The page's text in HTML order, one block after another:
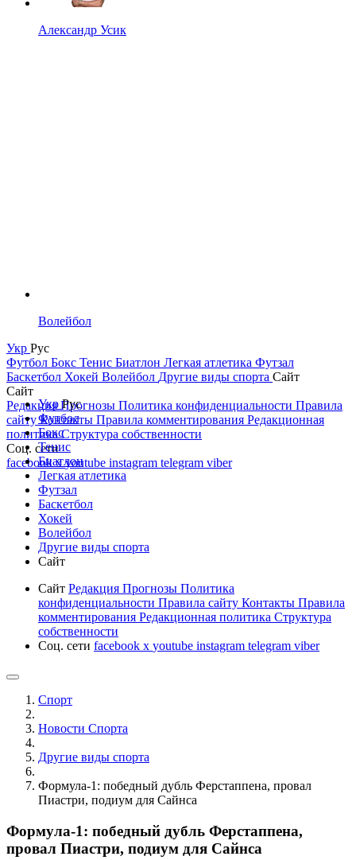
Александр Усик
Волейбол
Укр Рус
Футбол Бокс Тенис Биатлон Легкая атлетика Футзал
Баскетбол Хокей Волейбол Другие виды спорта Сайт
Сайт
РедакцияПрогнозы Политика конфиденциальности Правила
сайтуКонтакты Правила комментирования Редакционная
политикаСтруктура собственности
Соц. сети
facebookxyoutube instagram telegram viber
УкрРус
Футбол
Бокс
Тенис
Биатлон
Легкая атлетика
Футзал
Баскетбол
Хокей
Волейбол
Другие виды спорта
Сайт
Сайт Редакция Прогнозы Политика
конфиденциальности Правила сайту Контакты Правила
комментирования Редакционная политика Структура
собственности
Соц. сети facebook x youtube instagram telegram viber
Спорт
Новости Cпорта
Другие виды спорта
Формула-1: победный дубль Ферстаппена, провал
Пиастри, подиум для Сайнса
Формула-1: победный дубль Ферстаппена,
провал Пиастри, подиум для Сайнса